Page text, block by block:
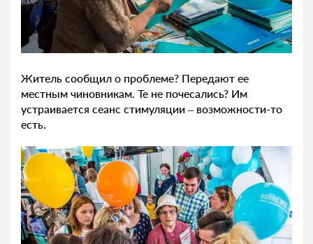
Житель сообщил о проблеме? Передают ее
местным чиновникам. Те не почесались? Им
устраивается сеанс стимуляции – возможности-то
есть.